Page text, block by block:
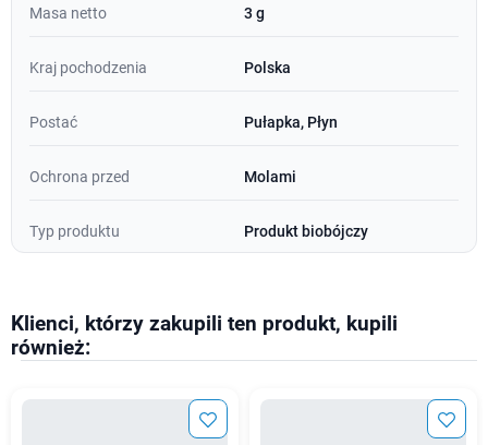
Masa netto 3 g
Kraj pochodzenia Polska
Postać Pułapka, Płyn
Ochrona przed Molami
Typ produktu Produkt biobójczy
Klienci, którzy zakupili ten produkt, kupili
również: